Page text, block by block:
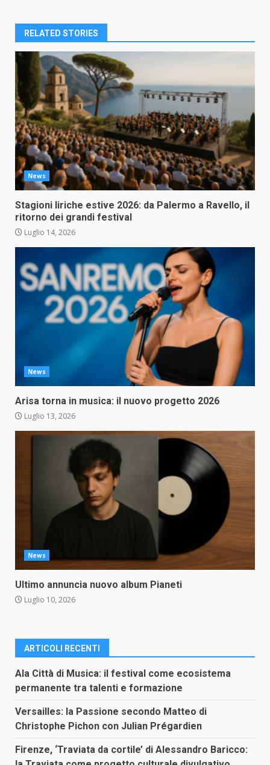
RELATED STORIES
News
Stagioni liriche estive 2026: da Palermo a Ravello, il
ritorno dei grandi festival
Luglio 14, 2026
News
Arisa torna in musica: il nuovo progetto 2026
Luglio 13, 2026
News
Ultimo annuncia nuovo album Pianeti
Luglio 10, 2026
ARTICOLI RECENTI
Ala Città di Musica: il festival come ecosistema
permanente tra talenti e formazione
Versailles: la Passione secondo Matteo di
Christophe Pichon con Julian Prégardien
Firenze, ‘Traviata da cortile’ di Alessandro Baricco: